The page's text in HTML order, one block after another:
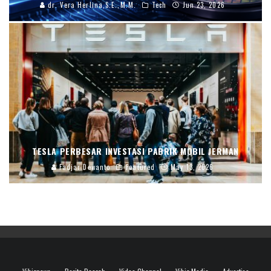
dr. Vera Herlina,S.E.,M.M. Tech Jun 23, 2026
TESLA PERBESAR INVESTASI PABRIK MOBIL JERMAN
Fadjar Dewanto Featured May 13, 2026